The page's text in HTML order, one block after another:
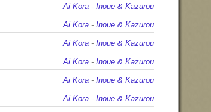
Ai Kora - Inoue & Kazurou
Ai Kora - Inoue & Kazurou
Ai Kora - Inoue & Kazurou
Ai Kora - Inoue & Kazurou
Ai Kora - Inoue & Kazurou
Ai Kora - Inoue & Kazurou